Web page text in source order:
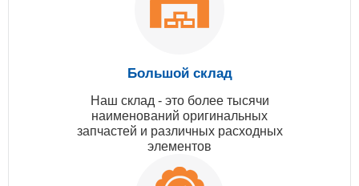
Большой склад
Наш склад - это более тысячи
наименований оригинальных
запчастей и различных расходных
элементов